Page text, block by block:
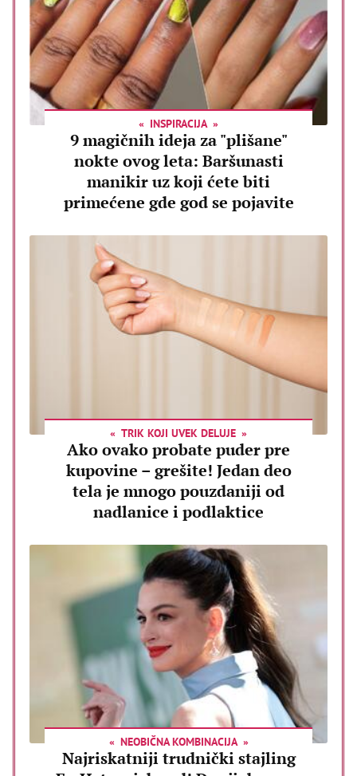
INSPIRACIJA
9 magičnih ideja za "plišane"
nokte ovog leta: Baršunasti
manikir uz koji ćete biti
primećene gde god se pojavite
TRIK KOJI UVEK DELUJE
Ako ovako probate puder pre
kupovine – grešite! Jedan deo
tela je mnogo pouzdaniji od
nadlanice i podlaktice
NEOBIČNA KOMBINACIJA
Najriskatniji trudnički stajling